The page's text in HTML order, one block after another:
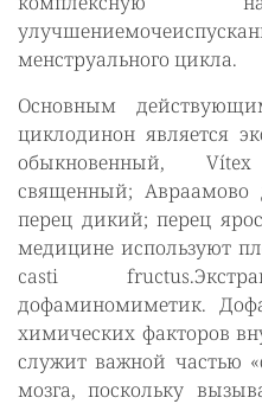
менструального цикла.
Основным
циклодинон является
обыкновенный,
священный; Авраамово
перец дикий; перец
медицине используют
casti
дофаминомиметик.
химических факторов
служит важной частью
мозга, поскольку